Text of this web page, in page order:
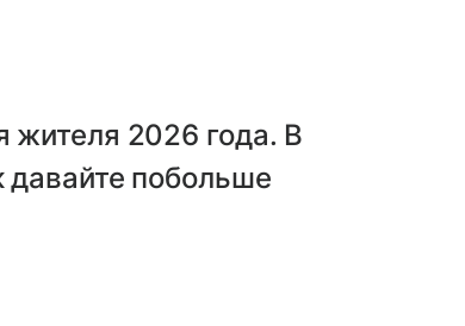
жителя 2026 года. В
побольше